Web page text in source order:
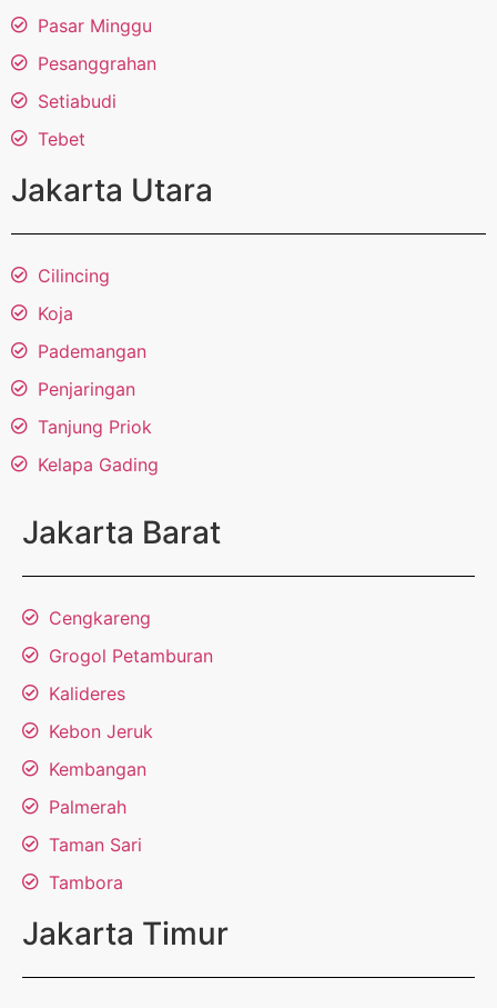
Pasar Minggu
Pesanggrahan
Setiabudi
Tebet
Jakarta Utara
Cilincing
Koja
Pademangan
Penjaringan
Tanjung Priok
Kelapa Gading
Jakarta Barat
Cengkareng
Grogol Petamburan
Kalideres
Kebon Jeruk
Kembangan
Palmerah
Taman Sari
Tambora
Jakarta Timur